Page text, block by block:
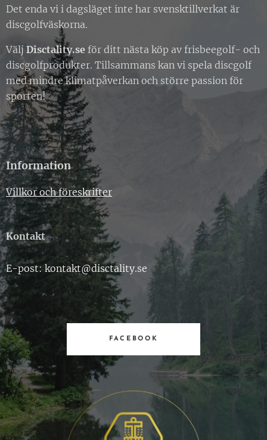
Det enda vi i dagsläget inte har svensktillverkat är
discgolfväskorna.
Välj Disctality.se för ditt nästa köp av frisbeegolf- och
discgolfprodukter. Tillsammans kan vi spela discgolf
med mindre klimatpåverkan och större passion för
sporten!
Information
Villkor och föreskrifter
Kontakt
E-post: kontakt@disctality.se
FACEBOOK